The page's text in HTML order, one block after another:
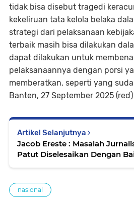
tidak bisa disebut tragedi
kekeliruan tata kelola belaka
strategi dari pelaksanaan
terbaik masih bisa dilakukan
dapat dilakukan untuk
pelaksanaannya dengan porsi
memberatkan, seperti yang
Banten, 27 September 2025 (red)
Artikel Selanjutnya
Jacob Ereste : Masalah Jurnalis Istana dan MBG
Patut Diselesaikan Dengan Baik Karena Akan
nasional